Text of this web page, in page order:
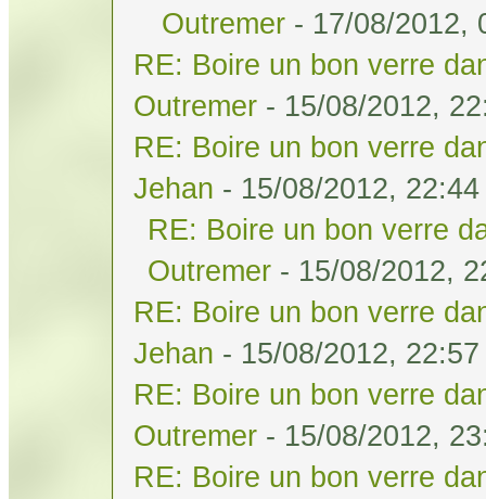
Outremer - 17/08/2012,
RE: Boire un bon verre
Outremer - 15/08/2012,
RE: Boire un bon verre
Jehan - 15/08/2012, 22:44
RE: Boire un bon verre
Outremer - 15/08/2012,
RE: Boire un bon verre
Jehan - 15/08/2012, 22:57
RE: Boire un bon verre
Outremer - 15/08/2012,
RE: Boire un bon verre